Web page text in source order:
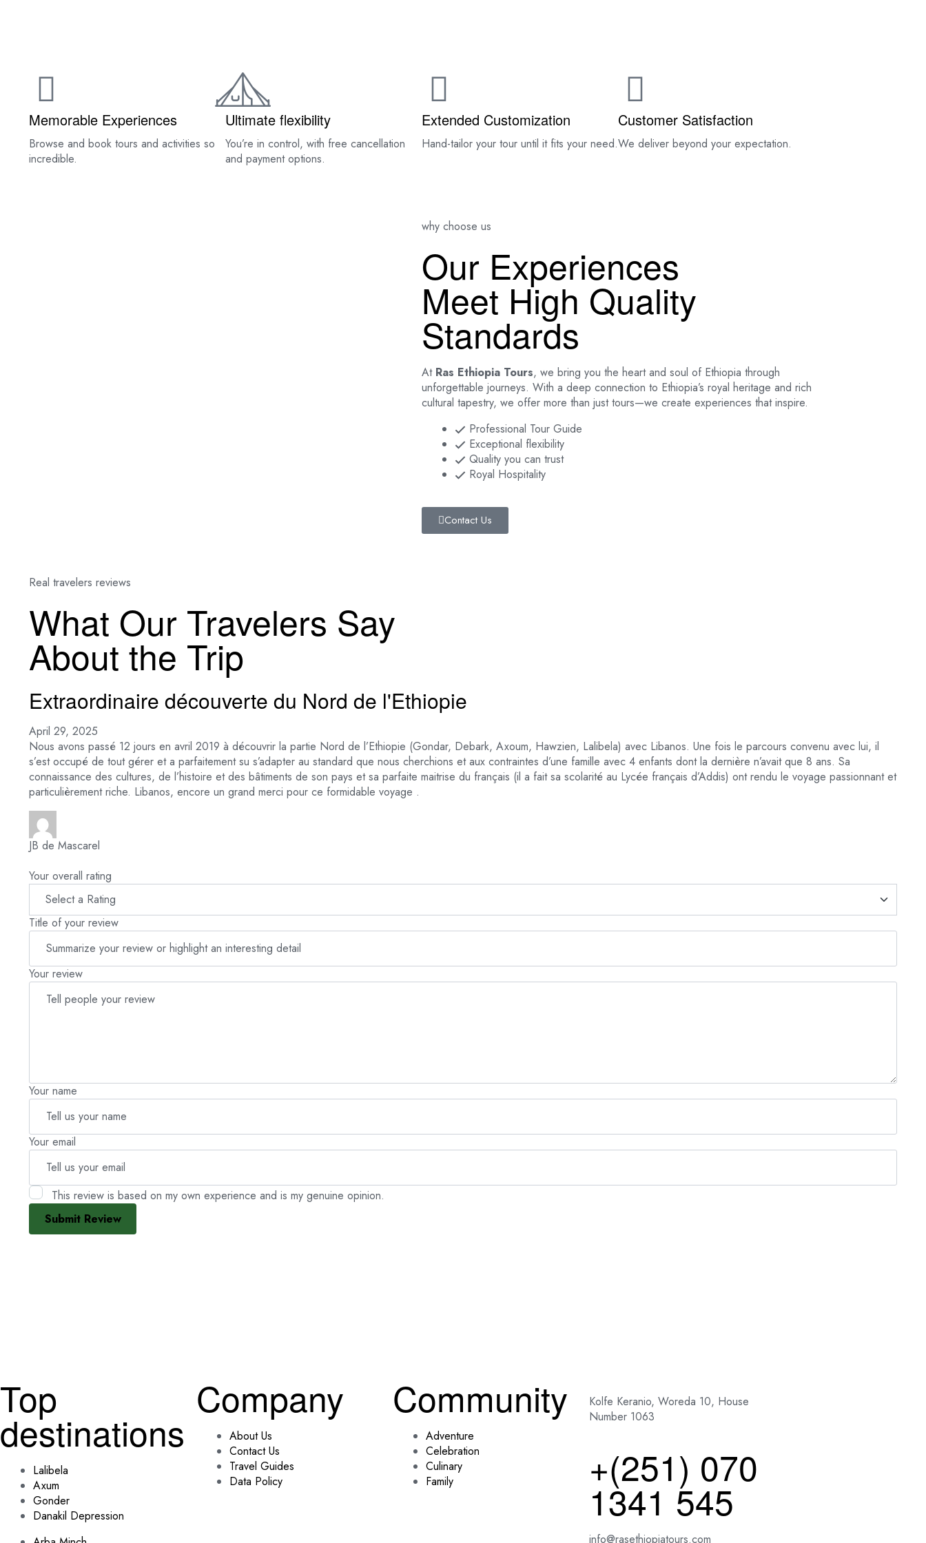
Memorable Experiences
Browse and book tours and activities so
incredible.
Ultimate flexibility
You’re in control, with free cancellation
and payment options.
Extended Customization
Hand-tailor your tour until it fits your need.
Customer Satisfaction
We deliver beyond your expectation.
why choose us
Our Experiences
Meet High Quality
Standards
At Ras Ethiopia Tours, we bring you the heart and soul of Ethiopia through
unforgettable journeys. With a deep connection to Ethiopia’s royal heritage and rich
cultural tapestry, we offer more than just tours—we create experiences that inspire.
Professional Tour Guide
Exceptional flexibility
Quality you can trust
Royal Hospitality
Contact Us
Real travelers reviews
What Our Travelers Say
About the Trip
Extraordinaire découverte du Nord de l'Ethiopie
April 29, 2025
Nous avons passé 12 jours en avril 2019 à découvrir la partie Nord de l’Ethiopie (Gondar, Debark, Axoum, Hawzien, Lalibela) avec Libanos. Une fois le parcours convenu avec lui, il
s’est occupé de tout gérer et a parfaitement su s’adapter au standard que nous cherchions et aux contraintes d’une famille avec 4 enfants dont la dernière n’avait que 8 ans. Sa
connaissance des cultures, de l’histoire et des bâtiments de son pays et sa parfaite maitrise du français (il a fait sa scolarité au Lycée français d’Addis) ont rendu le voyage passionnant et
particulièrement riche. Libanos, encore un grand merci pour ce formidable voyage .
JB de Mascarel
Your overall rating
Title of your review
Your review
Your name
Your email
This review is based on my own experience and is my genuine opinion.
Submit Review
Top
destinations
Lalibela
Axum
Gonder
Danakil Depression
Company
About Us
Contact Us
Travel Guides
Data Policy
Community
Adventure
Celebration
Culinary
Family
Kolfe Keranio, Woreda 10, House
Number 1063
+(251) 070
1341 545
info@rasethiopiatours.com